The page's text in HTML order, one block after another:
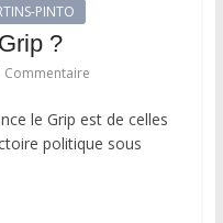
PINTO
?
Commentaire
le Grip est de celles
politique sous